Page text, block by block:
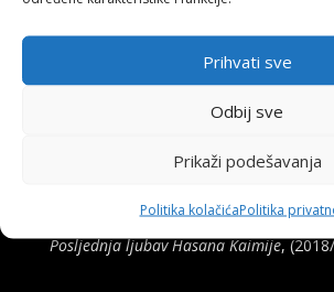
Prihvati sve
Odbij sve
Prikaži podešavanja
Politika kolačićaPolitika
Samed Alić, Enver Hasić, Jasmina Dedić,
Spasojević, Mirza Mujagić.
Posljednja ljubav Hasana Kaimije,